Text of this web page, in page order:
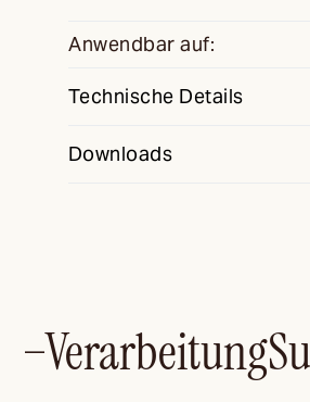
Anwendbar auf:
Technische Details
Downloads
—Verarbeitung